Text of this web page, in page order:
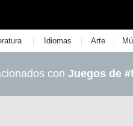
| Idiomas | Arte |
con Juegos de